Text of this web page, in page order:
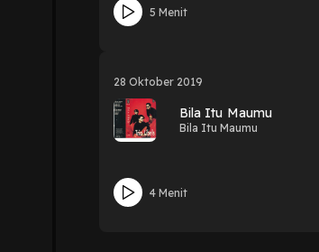
5 Menit
28 Oktober 2019
Bila Itu Maumu
Bila Itu Maumu
4 Menit